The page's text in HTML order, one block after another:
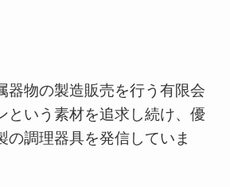
器物の製造販売を行う有限会
という素材を追求し続け、優
の調理器具を発信していま